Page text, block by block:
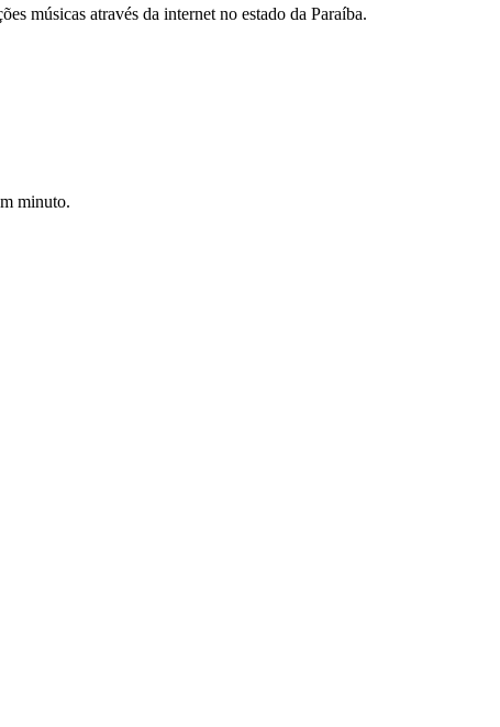
músicas através da internet no estado da Paraíba.
minuto.